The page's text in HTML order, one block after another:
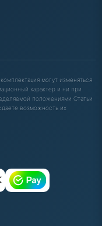
могут изменяться
характер и ни при
положениями Статьи
возможность их